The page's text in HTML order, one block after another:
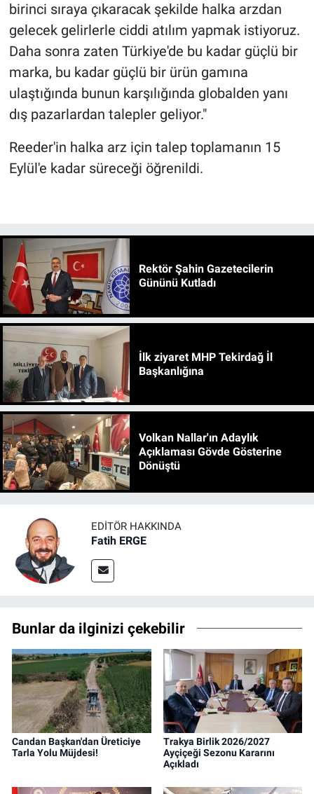
birinci sıraya çıkaracak şekilde halka arzdan
gelecek gelirlerle ciddi atılım yapmak istiyoruz.
Daha sonra zaten Türkiye'de bu kadar güçlü bir
marka, bu kadar güçlü bir ürün gamına
ulaştığında bunun karşılığında globalden yanı
dış pazarlardan talepler geliyor."
Reeder'in halka arz için talep toplamanın 15
Eylül'e kadar süreceği öğrenildi.
Rektör Şahin Gazetecilerin
Gününü Kutladı
İlk ziyaret MHP Tekirdağ İl
Başkanlığına
Volkan Nallar'ın Adaylık
Açıklaması Gövde Gösterine
Dönüştü
EDITÖR HAKKINDA
Fatih ERGE
Bunlar da ilginizi çekebilir
Candan Başkan'dan Üreticiye
Tarla Yolu Müjdesi!
Trakya Birlik 2026/2027
Ayçiçeği Sezonu Kararını
Açıkladı